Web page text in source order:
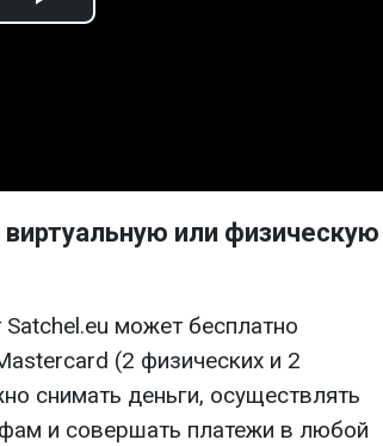
Play
или физическую
может бесплатно
(2 физических и 2
снимать деньги, осуществлять
и совершать платежи в любой